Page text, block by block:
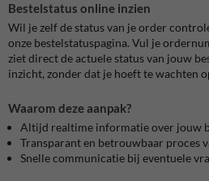
Bestelstatus online inzien
Wil je zelf de status van je order
onze bestelstatuspagina. Vul je
ziet direct de actuele status van jouw
inzicht, zonder dat je hoeft te wachten
Waarom deze aanpak?
Altijd realtime informatie over jouw
Transparant en betrouwbaar proces
Snelle communicatie bij eventuele